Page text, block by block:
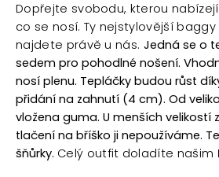
Dopřejte svobodu, kterou
co se nosí. Ty nejstylovější
najdete právě u nás. Jedná se o
sedem pro pohodlné nošení.
nosí plenu. Tepláčky budou růst
přidání na zahnutí (4 cm). Od
vložena guma. U menších velikostí
tlačení na bříško ji nepoužíváme.
šňůrky. Celý outfit doladíte našim
HLEDAT
D
o
p
o
r